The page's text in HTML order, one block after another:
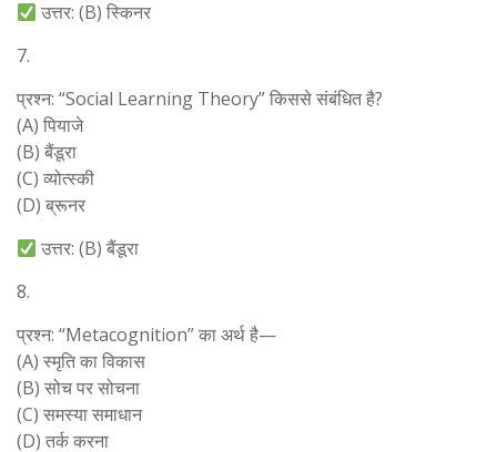
उत्तर: (B) स्किनर
7.
प्रश्न: “Social Learning Theory” किससे संबंधित है?
(A) पियाजे
(B) बैंडूरा
(C) व्योत्स्की
(D) ब्रूनर
उत्तर: (B) बैंडूरा
8.
प्रश्न: “Metacognition” का अर्थ है—
(A) स्मृति का विकास
(B) सोच पर सोचना
(C) समस्या समाधान
(D) तर्क करना